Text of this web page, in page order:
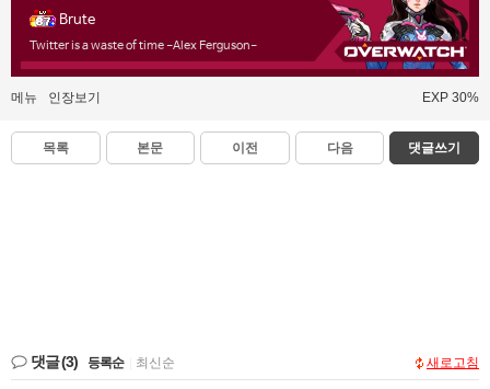
Brute
Twitter is a waste of time -Alex Ferguson-
메뉴 인장보기 EXP 30%
목록 본문 이전 다음 댓글쓰기
댓글(3) 등록순 최신순 새로고침